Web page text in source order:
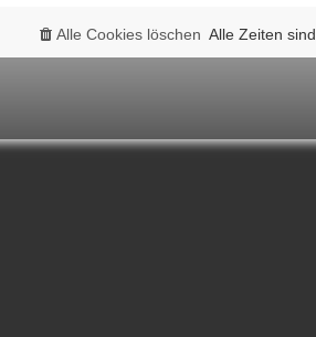
Alle Zeiten sind
Alle Cookies löschen